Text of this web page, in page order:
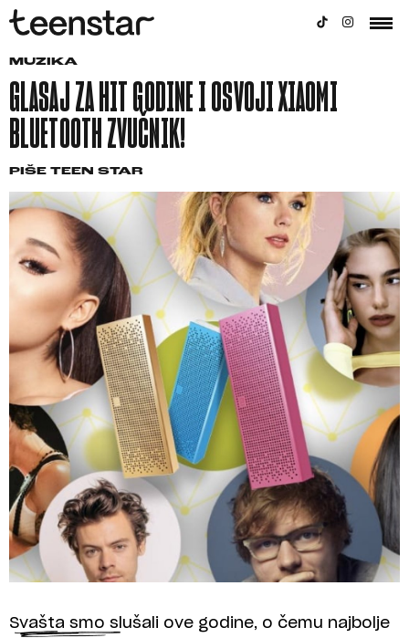
MUZIKA
GLASAJ ZA HIT GODINE I OSVOJI XIAOMI
BLUETOOTH ZVUČNIK!
PIŠE TEEN STAR
Svašta smo slušali ove godine, o čemu najbolje